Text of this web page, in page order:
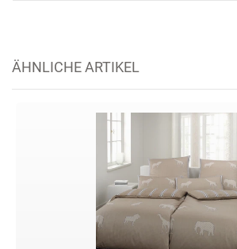
ÄHNLICHE ARTIKEL